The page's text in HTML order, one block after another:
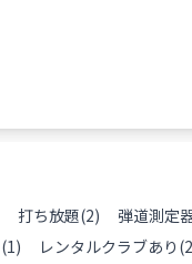
打ち放題(2)
弾道測定
(1) レンタルクラブあり (2